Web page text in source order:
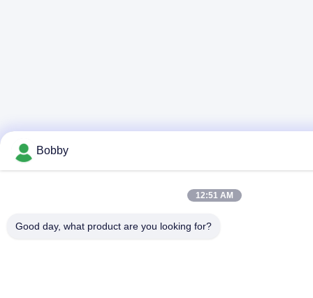
Bobby
12:51 AM
Good day, what product are you looking for?